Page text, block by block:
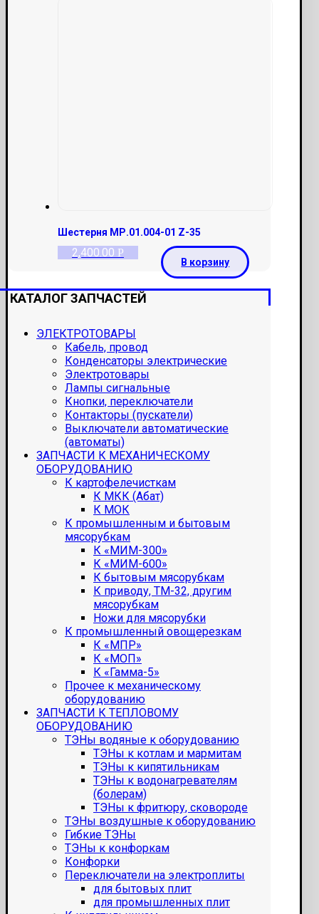
Шестерня МР.01.004-01 Z-35
2,400.00 Р
В корзину
КАТАЛОГ ЗАПЧАСТЕЙ
ЭЛЕКТРОТОВАРЫ
Кабель, провод
Конденсаторы электрические
Электротовары
Лампы сигнальные
Кнопки, переключатели
Контакторы (пускатели)
Выключатели автоматические
(автоматы)
ЗАПЧАСТИ К МЕХАНИЧЕСКОМУ
ОБОРУДОВАНИЮ
К картофелечисткам
К МКК (Абат)
К МОК
К промышленным и бытовым
мясорубкам
К «МИМ-300»
К «МИМ-600»
К бытовым мясорубкам
К приводу, ТМ-32, другим
мясорубкам
Ножи для мясорубки
К промышленный овощерезкам
К «МПР»
К «МОП»
К «Гамма-5»
Прочее к механическому
оборудованию
ЗАПЧАСТИ К ТЕПЛОВОМУ
ОБОРУДОВАНИЮ
ТЭНы водяные к оборудованию
ТЭНы к котлам и мармитам
ТЭНы к кипятильникам
ТЭНы к водонагревателям
(болерам)
ТЭНы к фритюру, сковороде
ТЭНы воздушные к оборудованию
Гибкие ТЭНы
ТЭНы к конфоркам
Конфорки
Переключатели на электроплиты
для бытовых плит
для промышленных плит